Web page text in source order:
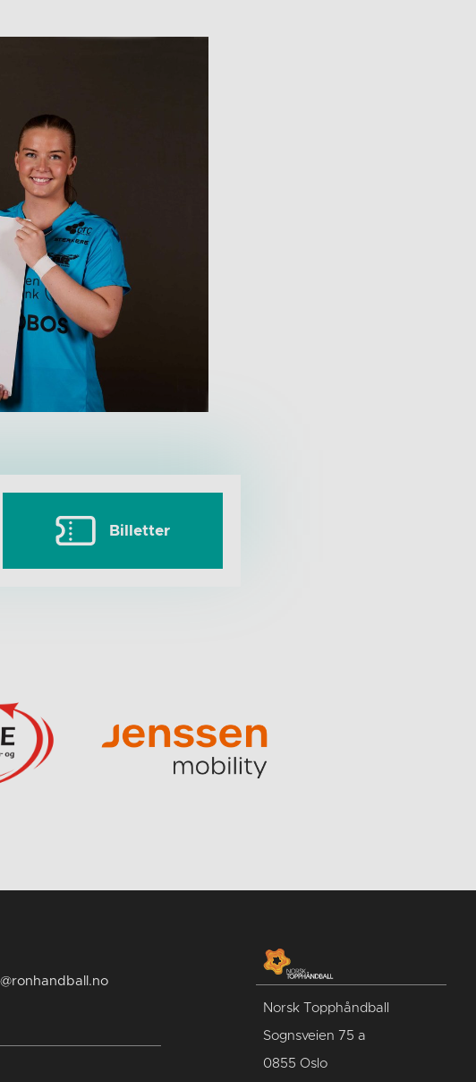
Billetter
Norsk Topphåndball
Sognsveien 75 a
0855 Oslo